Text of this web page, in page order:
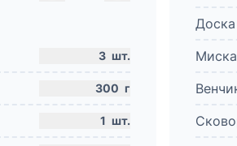
3 шт.
300 г
1 шт.
Доска
Миска